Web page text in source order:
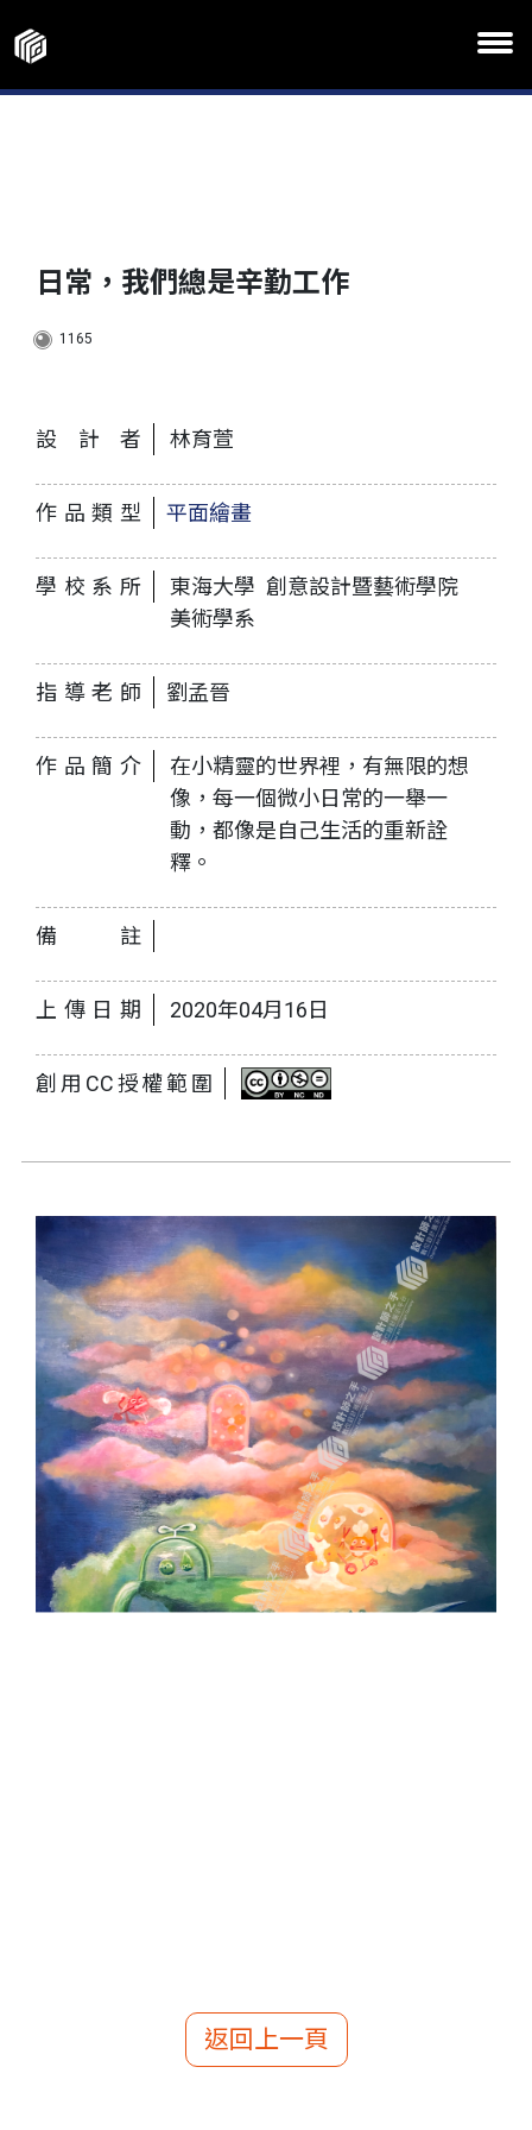
日常，我們總是辛勤工作
1165
設計者 林育萱
作品類型 平面繪畫
學校系所
東海大學 創意設計暨藝術學院
美術學系
指導老師 劉孟晉
作品簡介
在小精靈的世界裡，有無限的想
像，每一個微小日常的一舉一
動，都像是自己生活的重新詮
釋。
備註
上傳日期 2020年04月16日
創用CC授權範圍
返回上一頁